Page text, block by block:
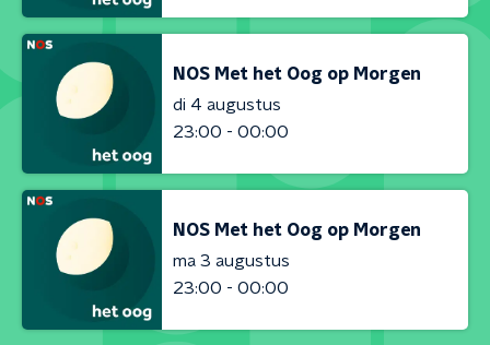
NOS Met het Oog op Morgen
di 4 augustus
23:00 - 00:00
NOS Met het Oog op Morgen
ma 3 augustus
23:00 - 00:00